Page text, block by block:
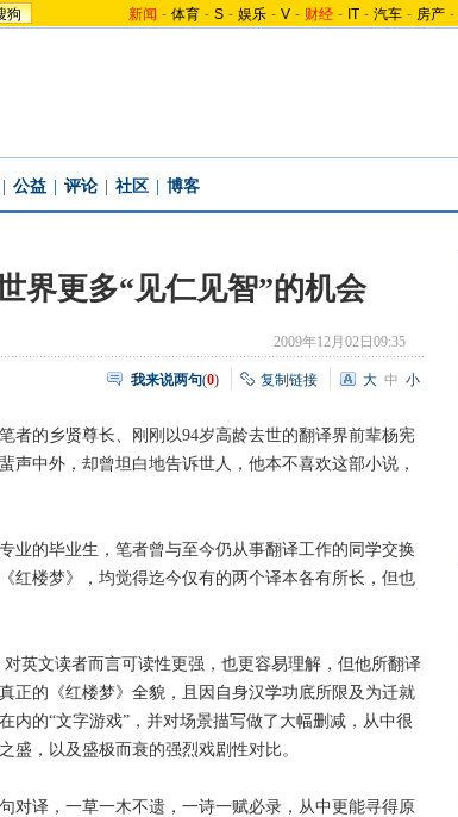
狗 新闻 - 体育 - S - 娱乐 - V - 财经 - IT - 汽车 - 房产 -
公益 评论 社区 博客
界更多“见仁见智”的机会
2009年12月02日09:35
我来说两句(0) 复制链接 大 中 小
的乡贤尊长、刚刚以94岁高龄去世的翻译界前辈杨宪
声中外，却曾坦白地告诉世人，他本不喜欢这部小说，
的毕业生，笔者曾与至今仍从事翻译工作的同学交换
红楼梦》，均觉得迄今仅有的两个译本各有所长，但也
文读者而言可读性更强，也更容易理解，但他所翻译
正的《红楼梦》全貌，且因自身汉学功底所限及为迁就
内的“文字游戏”，并对场景描写做了大幅删减，从中很
盛，以及盛极而衰的强烈戏剧性对比。
译，一草一木不遗，一诗一赋必录，从中更能寻得原